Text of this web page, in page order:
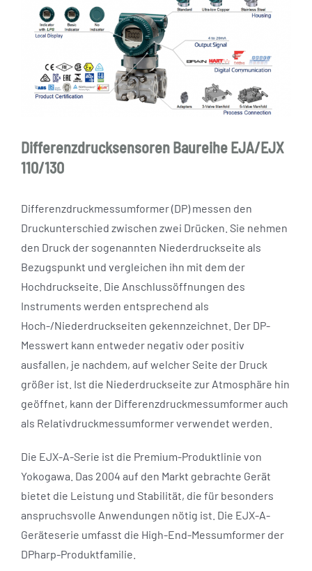
Differenzdrucksensoren Baureihe EJA/EJX
110/130
Differenzdruckmessumformer (DP) messen den
Druckunterschied zwischen zwei Drücken. Sie nehmen
den Druck der sogenannten Niederdruckseite als
Bezugspunkt und vergleichen ihn mit dem der
Hochdruckseite. Die Anschlussöffnungen des
Instruments werden entsprechend als
Hoch-/Niederdruckseiten gekennzeichnet. Der DP-
Messwert kann entweder negativ oder positiv
ausfallen, je nachdem, auf welcher Seite der Druck
größer ist. Ist die Niederdruckseite zur Atmosphäre hin
geöffnet, kann der Differenzdruckmessumformer auch
als Relativdruckmessumformer verwendet werden.
Die EJX-A-Serie ist die Premium-Produktlinie von
Yokogawa. Das 2004 auf den Markt gebrachte Gerät
bietet die Leistung und Stabilität, die für besonders
anspruchsvolle Anwendungen nötig ist. Die EJX-A-
Geräteserie umfasst die High-End-Messumformer der
DPharp-Produktfamilie.